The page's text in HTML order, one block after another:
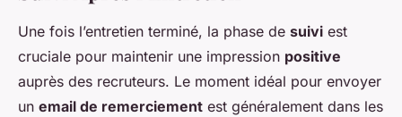
Une fois l’entretien terminé, la phase de suivi est
cruciale pour maintenir une impression positive
auprès des recruteurs. Le moment idéal pour envoyer
un email de remerciement est généralement dans les